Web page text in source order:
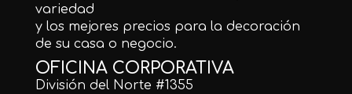
variedad
y los mejores precios para la decoración
de su casa o negocio.
OFICINA CORPORATIVA
División del Norte #1355